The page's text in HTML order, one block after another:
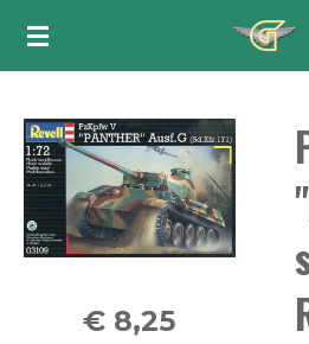
Ga
de
hoofdinhoud
€ 8,25